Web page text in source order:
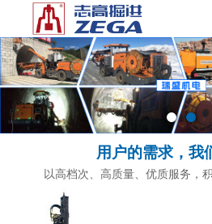
用户的需求，我
以高档次、高质量、优质服务